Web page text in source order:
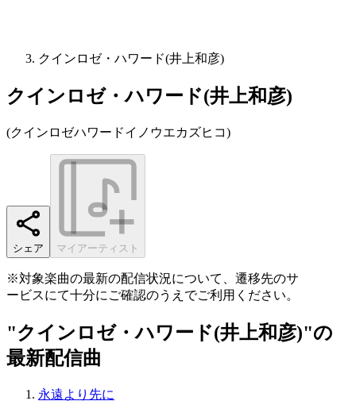
クインロゼ・ハワード(井上和彦)
クインロゼ・ハワード(井上和彦)
(クインロゼハワードイノウエカズヒコ)
シェア マイアーティスト
※対象楽曲の最新の配信状況について、遷移先のサ
ービスにて十分にご確認のうえでご利用ください。
"クインロゼ・ハワード(井上和彦)"の
最新配信曲
永遠より先に